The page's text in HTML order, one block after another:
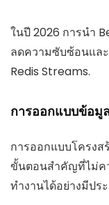
ในปี 2026 การนำ
ลดความซับซ้อนแล
Redis Streams.
การออกแบบข้อมู
การออกแบบโครงส
ขั้นตอนสำคัญที่ไม่ค
ทำงานได้อย่างมีปร